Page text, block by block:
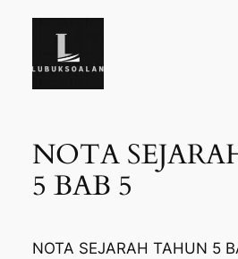
NOTA
5 BAB 5
NOTA SEJARAH TAHUN 5